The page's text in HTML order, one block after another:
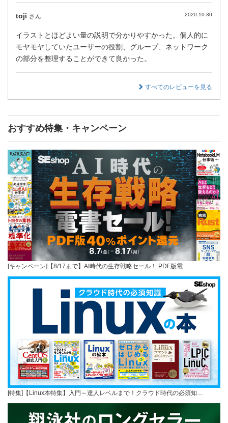
toji さん 2020-10-30
イラストとほどよい量の説明で分かりやすかった。個人的に
モヤモヤしていたユーザーの役割、グループ、ネットワーク
の部分を整理することができて良かった。
すべてのレビューを見る
おすすめ特集・キャンペーン
[キャンペーン]【8/17まで】AI時代の生存戦略セール！ PDF版電…
[特集]【Linux本特集】入門～達人レベルまで！クラウド時代の必須知…